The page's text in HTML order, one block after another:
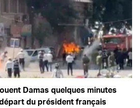
Damas quelques minutes
du président français